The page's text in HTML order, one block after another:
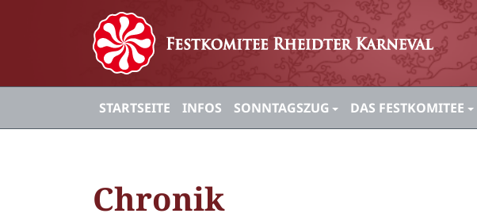
STARTSEITE INFOS SONNTAGSZUG DAS FESTKOMITEE
Chronik